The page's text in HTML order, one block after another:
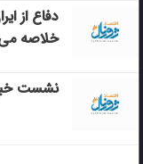
دفاع از
خلاصه
نشست